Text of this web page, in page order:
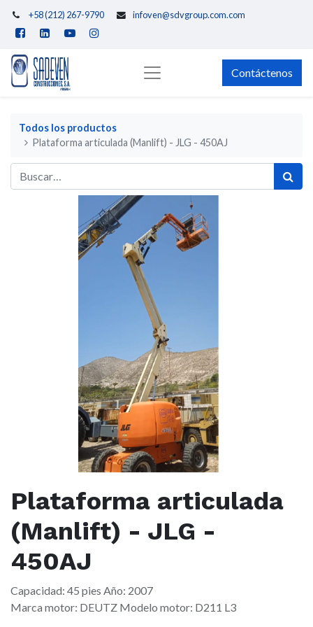
+58 (212) 267-9790 infoven@sdvgroup.com.com
Contáctenos
Todos los productos
Plataforma articulada (Manlift) - JLG - 450AJ
Plataforma articulada
(Manlift) - JLG -
450AJ
Capacidad: 45 pies Año: 2007
Marca motor: DEUTZ Modelo motor: D211 L3